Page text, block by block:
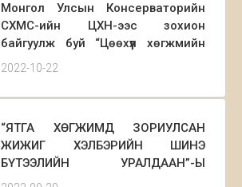
Монгол Улсын Консерваторийн
СХМС-ийн ЦХН-ээс зохион
байгуулж буй “Цөөхүүл хөгжмийн
фестиваль”-ийн бүртгэл эхэллээ.
2022-10-22
“ЯТГА ХӨГЖИМД ЗОРИУЛСАН
ЖИЖИГ ХЭЛБЭРИЙН ШИНЭ
БҮТЭЭЛИЙН УРАЛДААН”-Ы
УДИРДАМЖ